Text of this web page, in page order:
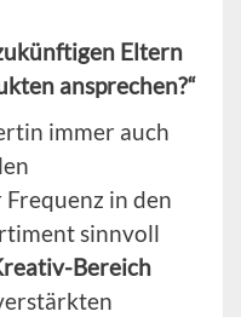
Eltern
ansprechen?“
immer auch
in den
sinnvoll
Bereich